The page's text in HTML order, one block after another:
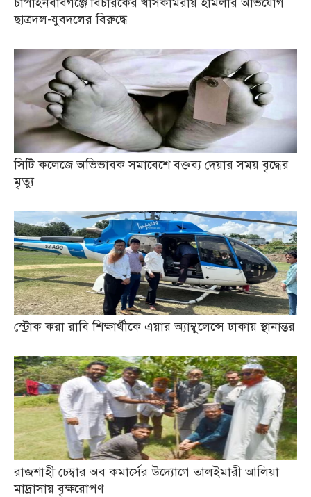
ছাত্রদল-যুবদলের বিরুদ্ধে
সিটি কলেজে অভিভাবক সমাবেশে বক্তব্য দেয়ার সময় বৃদ্ধের
মৃত্যু
স্ট্রোক করা রাবি শিক্ষার্থীকে এয়ার অ্যাম্বুলেন্সে ঢাকায় স্থানান্তর
রাজশাহী চেম্বার অব কমার্সের উদ্যোগে তালইমারী আলিয়া
মাদ্রাসায় বৃক্ষরোপণ